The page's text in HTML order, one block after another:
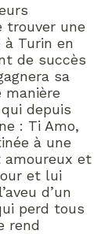
trouver une
Turin en
de succès
sa
manière
depuis
: Ti Amo,
à une
amoureux et
et lui
d’un
perd tous
rend